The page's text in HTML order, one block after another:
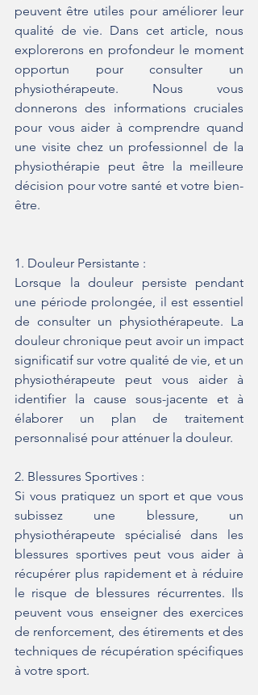
peuvent être utiles pour améliorer leur
qualité de vie. Dans cet article, nous
explorerons en profondeur le moment
opportun pour consulter un
physiothérapeute. Nous vous
donnerons des informations cruciales
pour vous aider à comprendre quand
une visite chez un professionnel de la
physiothérapie peut être la meilleure
décision pour votre santé et votre bien-
être.
1. Douleur Persistante :
Lorsque la douleur persiste pendant
une période prolongée, il est essentiel
de consulter un physiothérapeute. La
douleur chronique peut avoir un impact
significatif sur votre qualité de vie, et un
physiothérapeute peut vous aider à
identifier la cause sous-jacente et à
élaborer un plan de traitement
personnalisé pour atténuer la douleur.
2. Blessures Sportives :
Si vous pratiquez un sport et que vous
subissez une blessure, un
physiothérapeute spécialisé dans les
blessures sportives peut vous aider à
récupérer plus rapidement et à réduire
le risque de blessures récurrentes. Ils
peuvent vous enseigner des exercices
de renforcement, des étirements et des
techniques de récupération spécifiques
à votre sport.